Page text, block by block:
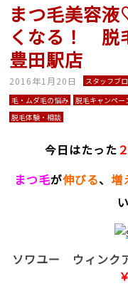
まつ毛美容
くなる！ 脱
豊田駅店
2016年1月20日 スタッフブ
毛・ムダ毛の悩み
脱毛キャンペー
脱毛体験・相談
今日はたった
まつ毛が伸びる、 増
ソワユー ウィンク